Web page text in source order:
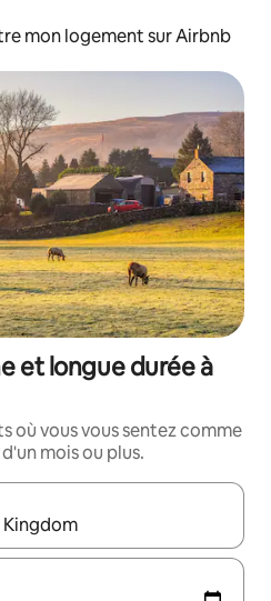
mon logement sur Airbnb
et longue durée à
où vous vous sentez comme
mois ou plus.
utilisez les flèches vers le